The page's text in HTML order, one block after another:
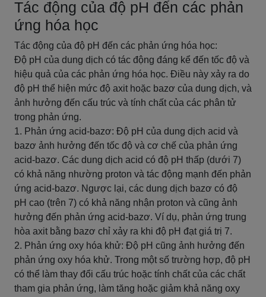
Tác động của độ pH đến các phản
ứng hóa học
Tác động của độ pH đến các phản ứng hóa học:
Độ pH của dung dịch có tác động đáng kể đến tốc độ và
hiệu quả của các phản ứng hóa học. Điều này xảy ra do
độ pH thể hiện mức độ axit hoặc bazơ của dung dịch, và
ảnh hưởng đến cấu trúc và tính chất của các phân tử
trong phản ứng.
1. Phản ứng acid-bazơ: Độ pH của dung dịch acid và
bazơ ảnh hưởng đến tốc độ và cơ chế của phản ứng
acid-bazơ. Các dung dịch acid có độ pH thấp (dưới 7)
có khả năng nhường proton và tác động mạnh đến phản
ứng acid-bazơ. Ngược lại, các dung dịch bazơ có độ
pH cao (trên 7) có khả năng nhận proton và cũng ảnh
hưởng đến phản ứng acid-bazơ. Ví dụ, phản ứng trung
hòa axit bằng bazơ chỉ xảy ra khi độ pH đạt giá trị 7.
2. Phản ứng oxy hóa khử: Độ pH cũng ảnh hưởng đến
phản ứng oxy hóa khử. Trong một số trường hợp, độ pH
có thể làm thay đổi cấu trúc hoặc tính chất của các chất
tham gia phản ứng, làm tăng hoặc giảm khả năng oxy